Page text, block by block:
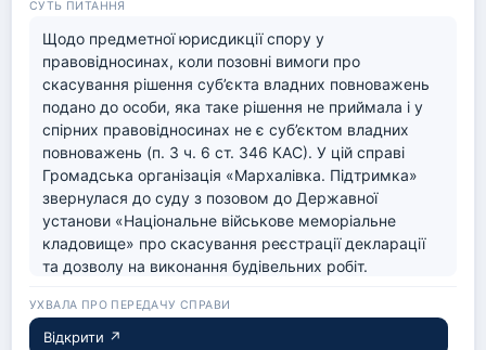
Щодо предметної юрисдикції спору у
правовідносинах, коли позовні вимоги про
скасування рішення суб’єкта владних повноважень
подано до особи, яка таке рішення не приймала і у
спірних правовідносинах не є суб’єктом владних
повноважень (п. 3 ч. 6 ст. 346 КАС). У цій справі
Громадська організація «Мархалівка. Підтримка»
звернулася до суду з позовом до Державної
установи «Національне військове меморіальне
кладовище» про скасування реєстрації декларації
та дозволу на виконання будівельних робіт.
Відкрити ↗